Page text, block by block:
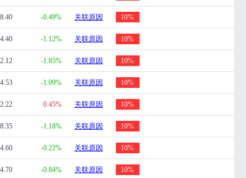
-0.49% 关联原因 10%
4.40 -1.12% 关联原因 10%
2.12 -1.85% 关联原因 10%
4.53 -1.09% 关联原因 10%
2.22 0.45% 关联原因 10%
8.35 -1.18% 关联原因 10%
4.60 -0.22% 关联原因 10%
4.70 -0.84% 关联原因 10%